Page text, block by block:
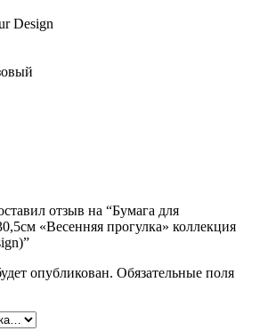
Design
отзыв на “Бумага для
«Весенняя прогулка» коллекция
опубликован. Обязательные поля